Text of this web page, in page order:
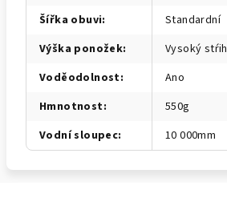
Šířka obuvi:
Standardní
Výška ponožek:
Vysoký stŕih
Voděodolnost:
Ano
Hmnotnost:
550g
Vodní sloupec: 10 000mm